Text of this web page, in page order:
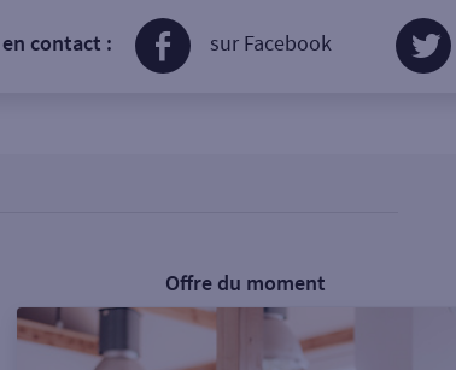
contact : sur Facebook
Offre du moment